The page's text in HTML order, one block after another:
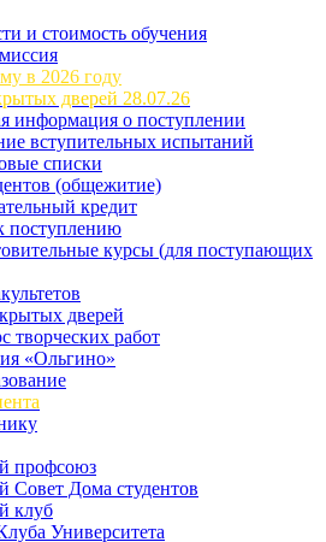
и стоимость обучения
в 2026 году
дверей 28.07.26
информация о поступлении
вступительных испытаний
списки
(общежитие)
кредит
поступлению
курсы (для поступающих
дверей
творческих работ
«Ольгино»
профсоюз
Совет Дома студентов
клуб
Университета